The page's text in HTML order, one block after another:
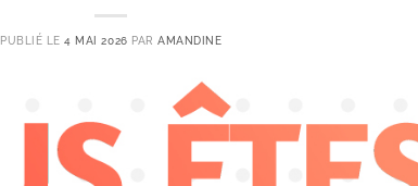
PUBLIÉ LE4 MAI 2026 PARAMANDINE